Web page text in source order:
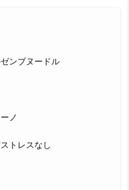
ンブヌードル
ノ
トレスなし